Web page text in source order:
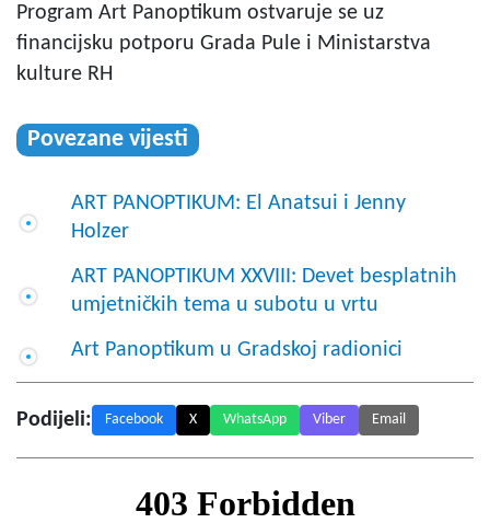
Program Art Panoptikum ostvaruje se uz
financijsku potporu Grada Pule i Ministarstva
kulture RH
Povezane vijesti
ART PANOPTIKUM: El Anatsui i Jenny
Holzer
ART PANOPTIKUM XXVIII: Devet besplatnih
umjetničkih tema u subotu u vrtu
Art Panoptikum u Gradskoj radionici
Podijeli: Facebook X WhatsApp Viber Email